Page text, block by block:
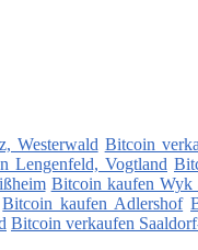
Westerwald Bitcoin
Lengenfeld, Vogtland
Bitcoin kaufen Wyk
Bitcoin kaufen Adlershof
Bitcoin verkaufen